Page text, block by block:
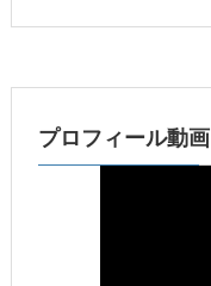
プロフィール動画